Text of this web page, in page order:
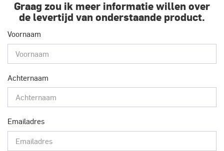
Graag zou ik meer informatie willen over
de levertijd van onderstaande product.
Voornaam
Achternaam
Emailadres